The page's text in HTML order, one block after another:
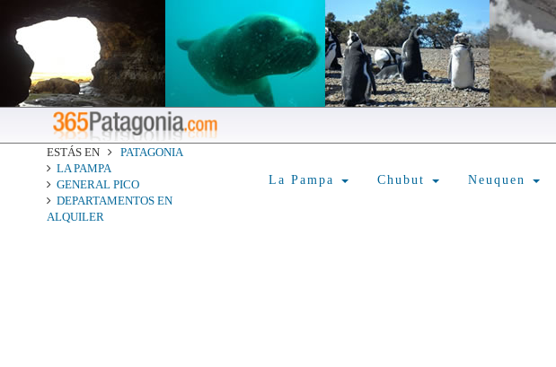
ESTÁS EN
PATAGONIA
LA PAMPA
GENERAL PICO
DEPARTAMENTOS EN
ALQUILER
La Pampa Chubut Neuquen